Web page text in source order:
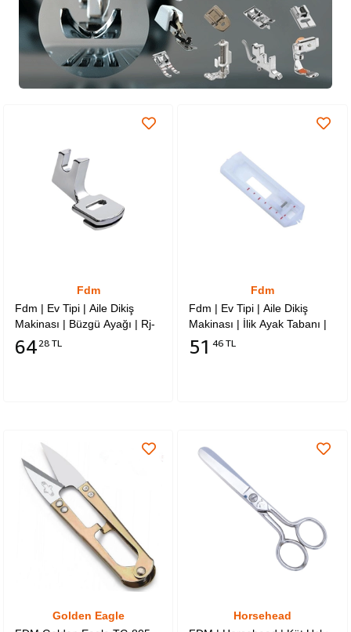
Fdm
Fdm | Ev Tipi | Aile Dikiş
Makinası | Büzgü Ayağı | Rj-
702
64 28 TL
Fdm
Fdm | Ev Tipi | Aile Dikiş
Makinası | İlik Ayak Tabanı |
Rj-7302
51 46 TL
Golden Eagle
Horsehead